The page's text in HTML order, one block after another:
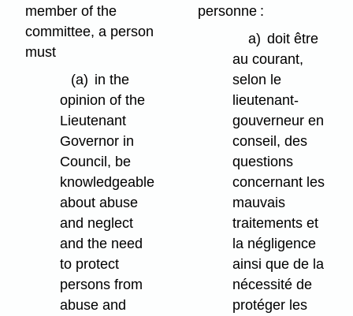
member of the
committee, a person
must
(a) in the
opinion of the
Lieutenant
Governor in
Council, be
knowledgeable
about abuse
and neglect
and the need
to protect
persons from
abuse and
personne :
a) doit être
au courant,
selon le
lieutenant-
gouverneur en
conseil, des
questions
concernant les
mauvais
traitements et
la négligence
ainsi que de la
nécessité de
protéger les